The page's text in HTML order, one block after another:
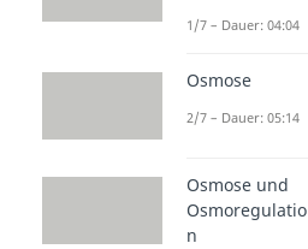
1/7 – Dauer: 04:04
Osmose
2/7 – Dauer: 05:14
Osmose und
Osmoregulatio
n